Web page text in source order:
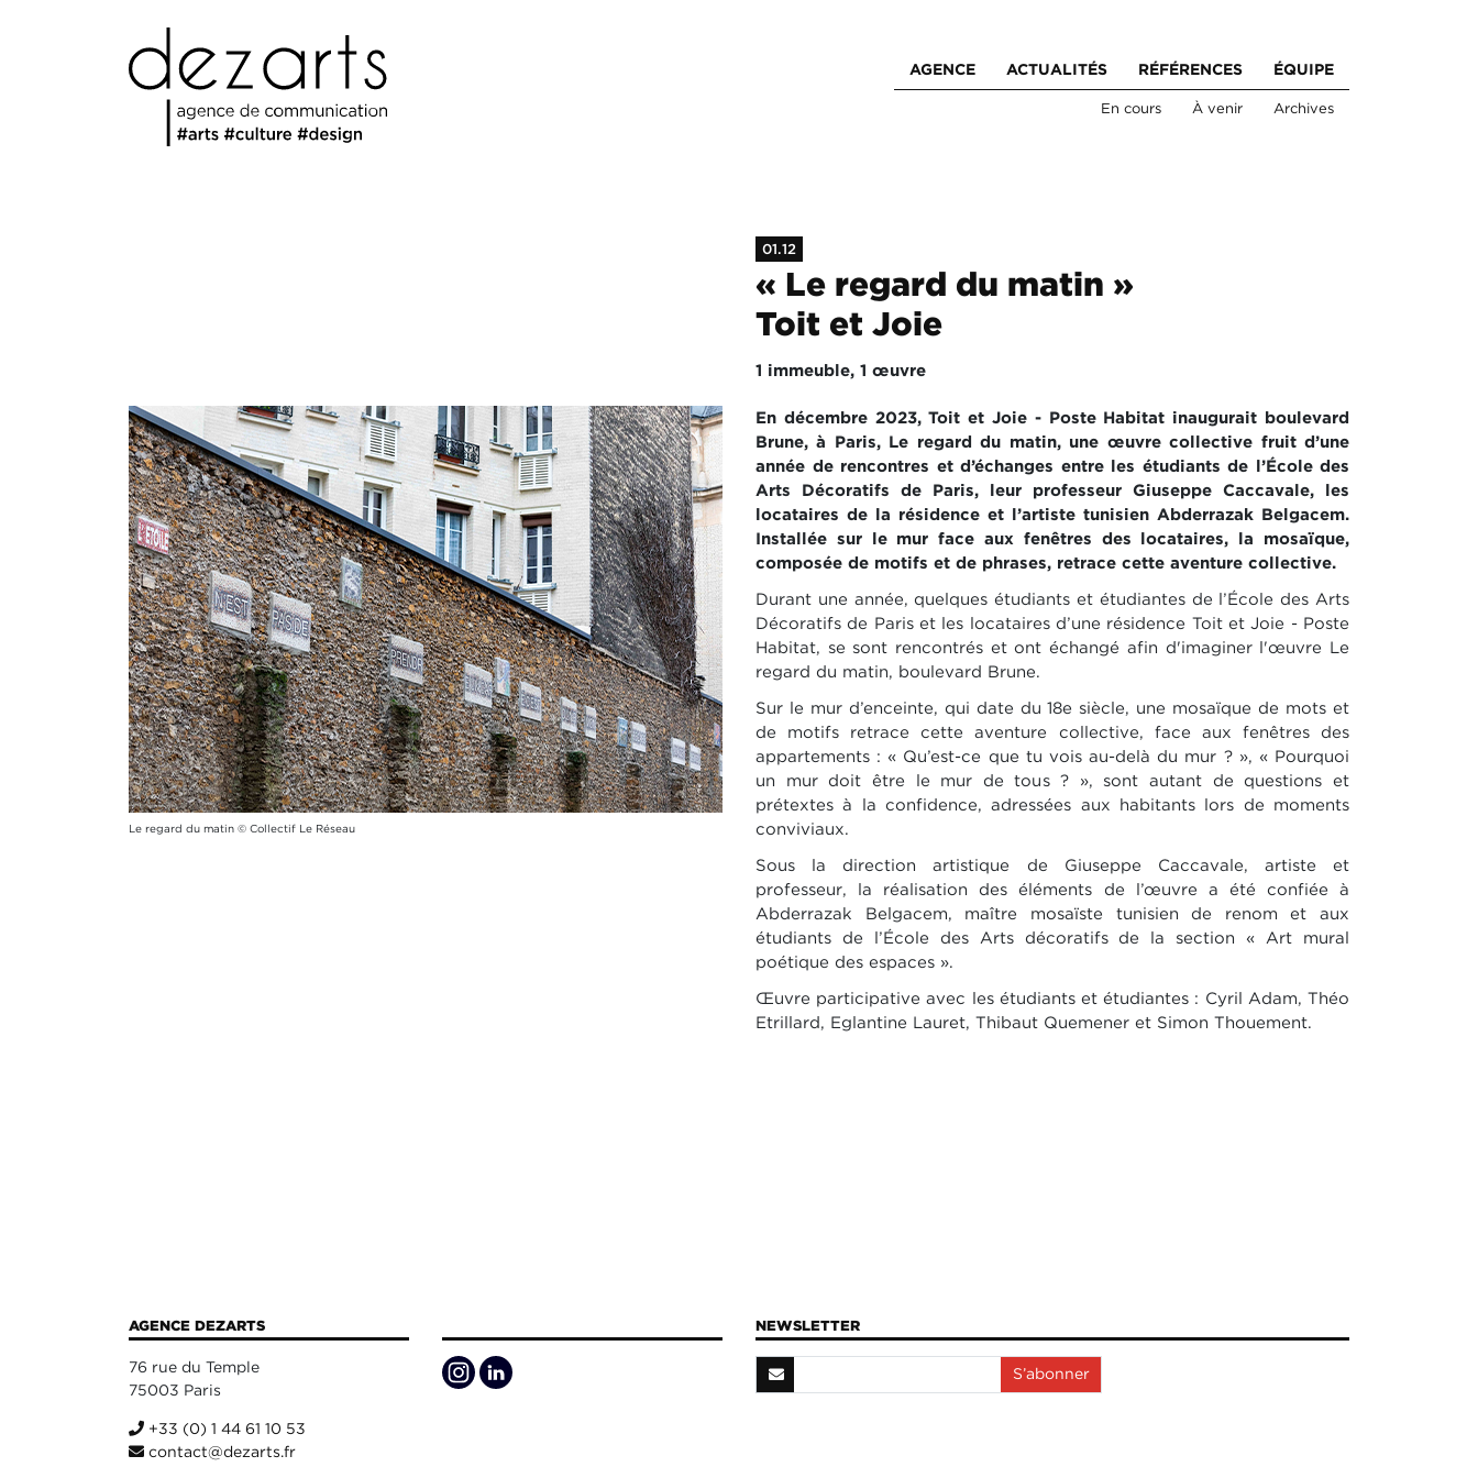
AGENCE ACTUALITÉS RÉFÉRENCES ÉQUIPE
En cours À venir Archives
01.12
« Le regard du matin »
Toit et Joie
1 immeuble, 1 œuvre
Le regard du matin © Collectif Le Réseau
En décembre 2023, Toit et Joie - Poste Habitat inaugurait boulevard
Brune, à Paris, Le regard du matin, une œuvre collective fruit d’une
année de rencontres et d’échanges entre les étudiants de l’École des
Arts Décoratifs de Paris, leur professeur Giuseppe Caccavale, les
locataires de la résidence et l’artiste tunisien Abderrazak Belgacem.
Installée sur le mur face aux fenêtres des locataires, la mosaïque,
composée de motifs et de phrases, retrace cette aventure collective.
Durant une année, quelques étudiants et étudiantes de l’École des Arts
Décoratifs de Paris et les locataires d’une résidence Toit et Joie - Poste
Habitat, se sont rencontrés et ont échangé afin d'imaginer l'œuvre Le
regard du matin, boulevard Brune.
Sur le mur d’enceinte, qui date du 18e siècle, une mosaïque de mots et
de motifs retrace cette aventure collective, face aux fenêtres des
appartements : « Qu’est-ce que tu vois au-delà du mur ? », « Pourquoi
un mur doit être le mur de tous ? », sont autant de questions et
prétextes à la confidence, adressées aux habitants lors de moments
conviviaux.
Sous la direction artistique de Giuseppe Caccavale, artiste et
professeur, la réalisation des éléments de l’œuvre a été confiée à
Abderrazak Belgacem, maître mosaïste tunisien de renom et aux
étudiants de l’École des Arts décoratifs de la section « Art mural
poétique des espaces ».
Œuvre participative avec les étudiants et étudiantes : Cyril Adam, Théo
Etrillard, Eglantine Lauret, Thibaut Quemener et Simon Thouement.
AGENCE DEZARTS
76 rue du Temple
75003 Paris
+33 (0) 1 44 61 10 53
contact@dezarts.fr
NEWSLETTER
S’abonner